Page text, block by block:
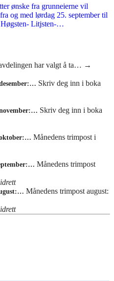
ønske fra grunneierne vil
og med lørdag 25. september til
Høgsten- Litjsten-…
har valgt å ta… →
Skriv deg inn i boka
Skriv deg inn i boka
Månedens trimpost i
Månedens trimpost
Månedens trimpost august: